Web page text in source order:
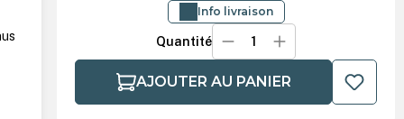
Info livraison
Quantité
AJOUTER AU PANIER